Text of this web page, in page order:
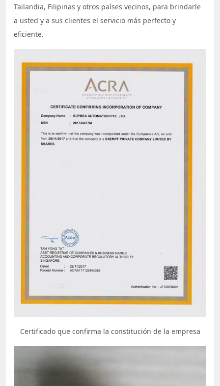
Tailandia, Filipinas y otros países vecinos, para brindarle
a usted y a sus clientes el servicio más perfecto y
eficiente.
Certificado que confirma la constitución de la empresa